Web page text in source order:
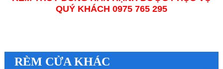
QUÝ KHÁCH 0975 765 295
RÈM CỬA KHÁC